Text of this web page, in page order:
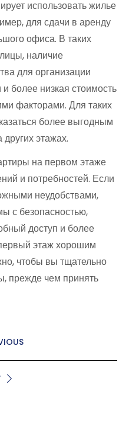
использовать жилье
для сдачи в аренду
офиса. В таких
наличие
для организации
более низкая стоимость
факторами. Для таких
более выгодным
этажах.
на первом этаже
и потребностей. Если
неудобствами,
с безопасностью,
доступ и более
этаж хорошим
чтобы вы тщательно
прежде чем принять